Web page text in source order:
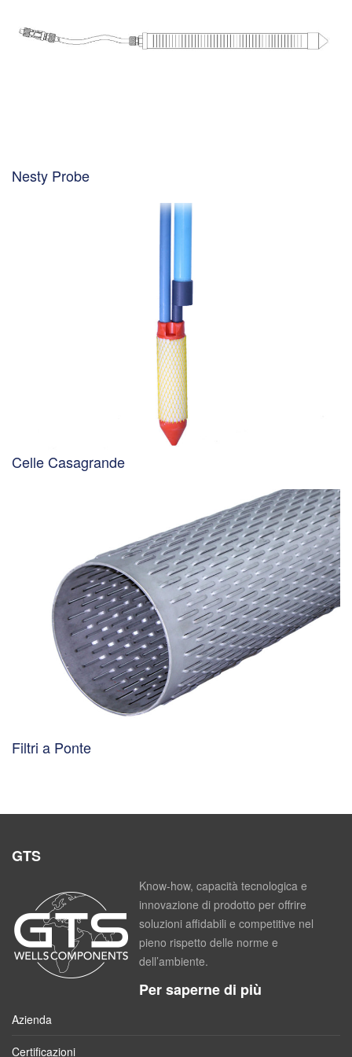
Nesty Probe
Celle Casagrande
Filtri a Ponte
GTS
Know-how, capacità tecnologica e
innovazione di prodotto per offrire
soluzioni affidabili e competitive nel
pieno rispetto delle norme e
dell’ambiente.
Per saperne di più
Azienda
Certificazioni